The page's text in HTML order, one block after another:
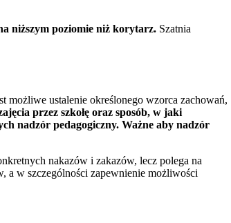
niższym poziomie niż korytarz. Szatnia
ustalenie określonego wzorca zachowań,
przez szkołę oraz sposób, w jaki
nadzór pedagogiczny. Ważne aby nadzór
nakazów i zakazów, lecz polega na
a w szczególności zapewnienie możliwości